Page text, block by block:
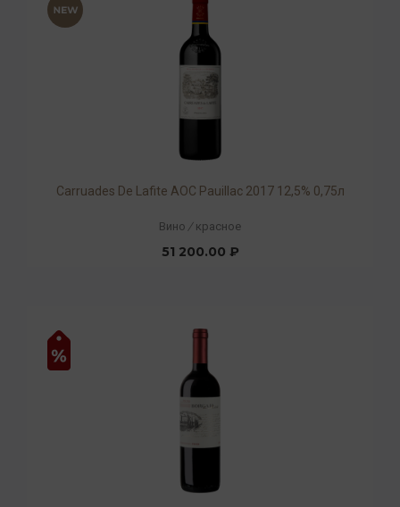
Carruades De Lafite AOC Pauillac 2017 12,5% 0,75л
Вино / красное
51 200.00 ₽